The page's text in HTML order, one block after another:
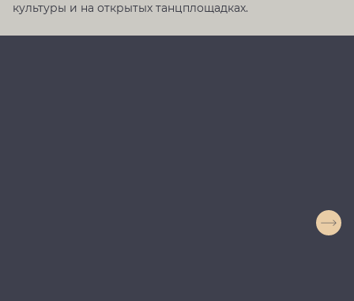
культуры и на открытых танцплощадках.